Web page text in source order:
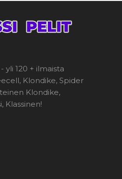
yli 120 + ilmaista
Klondike, Spider
Klondike,
Klassinen!